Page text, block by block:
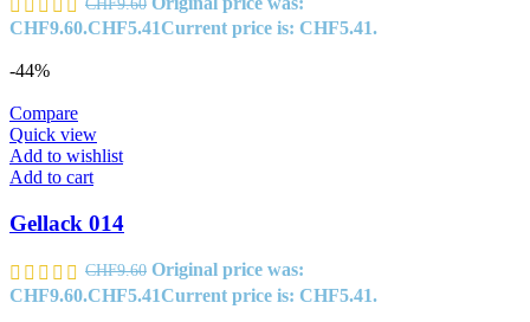
CHF9.60.CHF5.41Current price is: CHF5.41.
-44%
Compare
Quick view
Add to wishlist
Add to cart
Gellack 014
CHF9.60 Original price was:
CHF9.60.CHF5.41Current price is: CHF5.41.